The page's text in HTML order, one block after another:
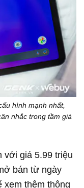
hình mạnh nhất,
nhắc trong tầm giá
với giá 5.99 triệu
bán từ ngày
xem thêm thông